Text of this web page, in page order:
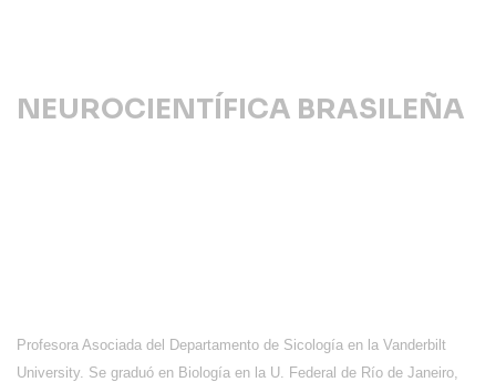
NEUROCIENTÍFICA BRASILEÑA
Profesora Asociada del Departamento de Sicología en la Vanderbilt
University. Se graduó en Biología en la U. Federal de Río de Janeiro,